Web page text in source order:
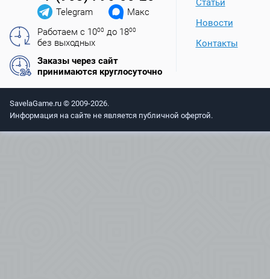
Telegram
Макс
Работаем с 1000 до 1800
без выходных
Заказы через сайт
принимаются круглосуточно
Статьи
Новости
Контакты
SavelaGame.ru © 2009-2026.
Информация на сайте не является публичной офертой.